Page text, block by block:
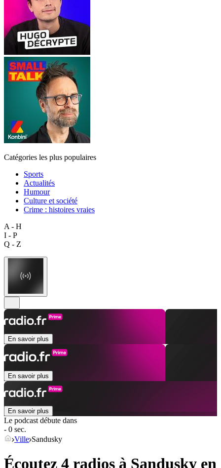
Catégories les plus populaires
Sports
Actualités
Humour
Culture et société
Crime : histoires vraies
A - H
I - P
Q - Z
En savoir plus
En savoir plus
En savoir plus
Le podcast débute dans
- 0 sec.
Ville Sandusky
Écoutez 4 radios à Sandusky en